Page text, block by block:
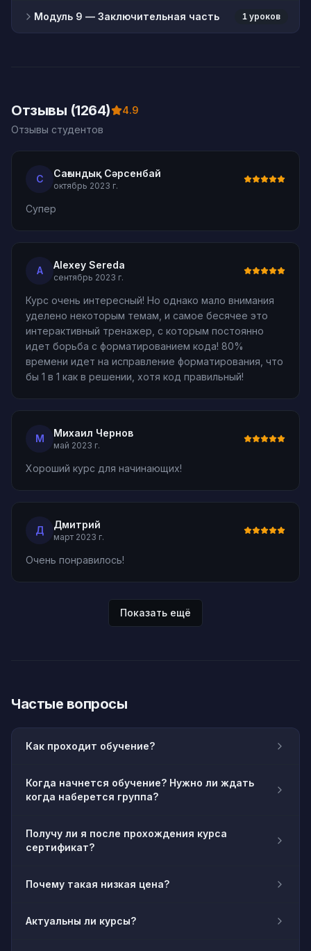
Модуль 9 — Заключительная часть 1 уроков
Отзывы (1264)
4.9
Отзывы студентов
С Сағындық Сәрсенбай
октябрь 2023 г.
Супер
A Alexey Sereda
сентябрь 2023 г.
Курс очень интересный! Но однако мало внимания
уделено некоторым темам, и самое бесячее это
интерактивный тренажер, с которым постоянно
идет борьба с форматированием кода! 80%
времени идет на исправление форматирования, что
бы 1 в 1 как в решении, хотя код правильный!
М Михаил Чернов
май 2023 г.
Хороший курс для начинающих!
Д Дмитрий
март 2023 г.
Очень понравилось!
Показать ещё
Частые вопросы
Как проходит обучение?
Когда начнется обучение? Нужно ли ждать
когда наберется группа?
Получу ли я после прохождения курса
сертификат?
Почему такая низкая цена?
Актуальны ли курсы?